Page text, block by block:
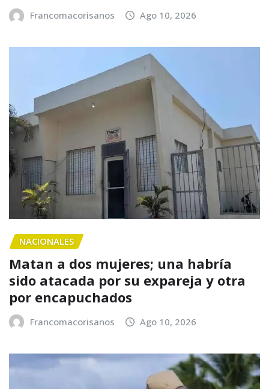
Francomacorisanos Ago 10, 2026
NACIONALES
Matan a dos mujeres; una habría
sido atacada por su expareja y otra
por encapuchados
Francomacorisanos Ago 10, 2026